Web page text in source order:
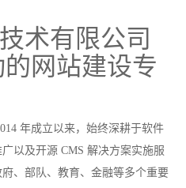
术有限公司
网站建设专
年成立以来，始终深耕于软件
以及开源 CMS 解决方案实施服
、部队、教育、金融等多个重要